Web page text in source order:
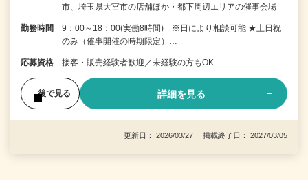
市、埼玉県大宮市の店舗ほか・都下周辺エリアの催事会場
勤務時間
9：00～18：00(実働8時間) ※日により相談可能 ★土日祝
のみ（催事開催の時期限定）…
応募資格 接客・販売経験者歓迎／未経験の方もOK
後で見る 詳細を見る
更新日： 2026/03/27 掲載終了日： 2027/03/05